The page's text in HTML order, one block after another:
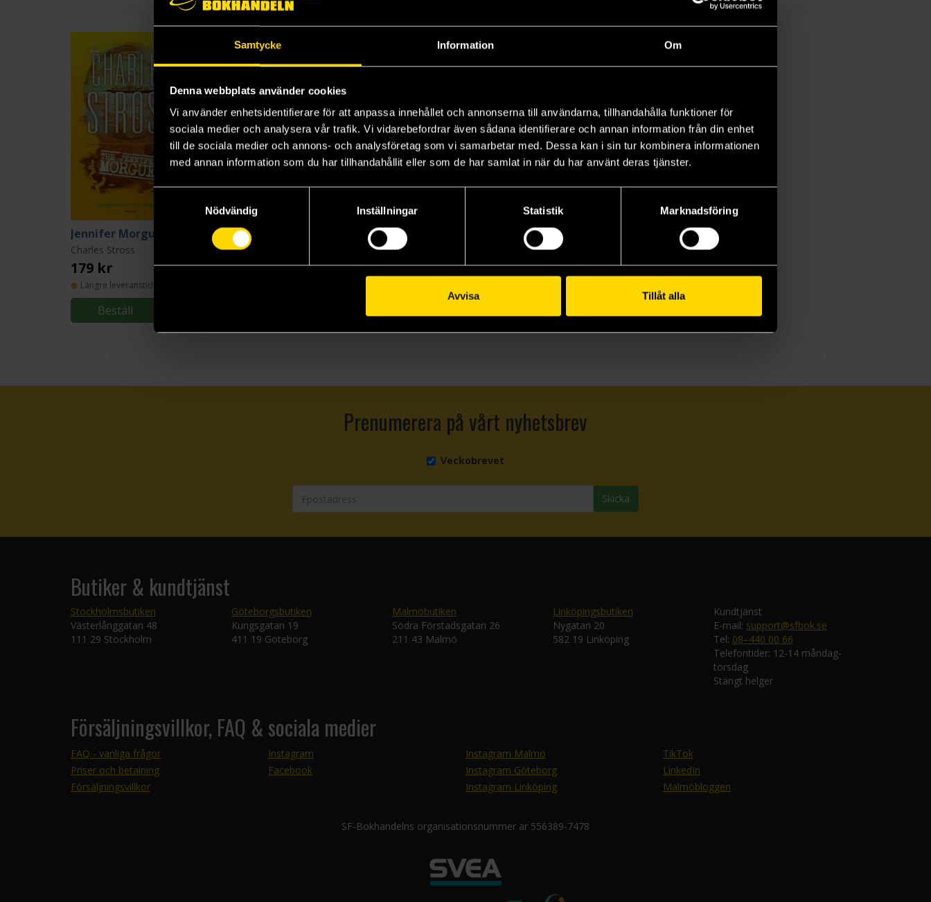
Samtycke Information Om
Denna webbplats använder cookies
Vi använder enhetsidentifierare för att anpassa innehållet och annonserna till användarna, tillhandahålla funktioner för
sociala medier och analysera vår trafik. Vi vidarebefordrar även sådana identifierare och annan information från din enhet
till de sociala medier och annons- och analysföretag som vi samarbetar med. Dessa kan i sin tur kombinera informationen
med annan information som du har tillhandahållit eller som de har samlat in när du har använt deras tjänster.
Nödvändig
Inställningar Statistik Marknadsföring
Avvisa Tillåt alla
Jennifer Morgue
Charles Stross
179 kr
Längre leveranstid
Beställ
Prenumerera på vårt nyhetsbrev
Veckobrevet
Skicka
Butiker & kundtjänst
Stockholmsbutiken
Västerlånggatan 48
111 29 Stockholm
Göteborgsbutiken
Kungsgatan 19
411 19 Göteborg
Malmöbutiken
Södra Förstadsgatan 26
211 43 Malmö
Linköpingsbutiken
Nygatan 20
582 19 Linköping
Kundtjänst
E-mail: support@sfbok.se
Tel: 08–440 00 66
Telefontider: 12-14 måndag-
torsdag
Stängt helger
Försäljningsvillkor, FAQ & sociala medier
FAQ - vanliga frågor
Priser och betalning
Försäljningsvillkor
Instagram
Facebook
Instagram Malmö
Instagram Göteborg
Instagram Linköping
TikTok
LinkedIn
Malmöbloggen
SF-Bokhandelns organisationsnummer är 556389-7478